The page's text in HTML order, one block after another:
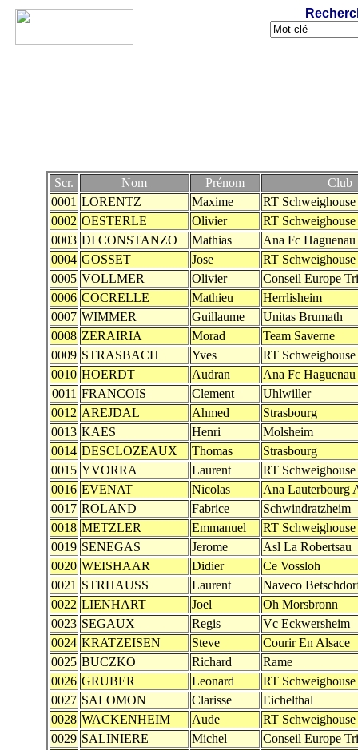
Scr. Nom Prénom
Club
0001 LORENTZ Maxime
RT Schweighouse
0002 OESTERLE Olivier
RT Schweighouse
0003 DI CONSTANZO Mathias
Ana Fc Haguenau
0004 GOSSET Jose
RT Schweighouse
0005 VOLLMER Olivier
Conseil Europe Tri
0006 COCRELLE Mathieu
Herrlisheim
0007 WIMMER Guillaume
Unitas Brumath
0008 ZERAIRIA Morad
Team Saverne
0009 STRASBACH Yves
RT Schweighouse
0010 HOERDT Audran
Ana Fc Haguenau
0011 FRANCOIS Clement
Uhlwiller
0012 AREJDAL Ahmed
Strasbourg
0013 KAES Henri
Molsheim
0014 DESCLOZEAUX Thomas
Strasbourg
0015 YVORRA Laurent
RT Schweighouse
0016 EVENAT Nicolas
Ana Lauterbourg
0017 ROLAND Fabrice
Schwindratzheim
0018 METZLER Emmanuel
RT Schweighouse
0019 SENEGAS Jerome
Asl La Robertsau
0020 WEISHAAR Didier
Ce Vossloh
0021 STRHAUSS Laurent
Naveco
0022 LIENHART Joel
Oh Morsbronn
0023 SEGAUX Regis
Vc Eckwersheim
0024 KRATZEISEN Steve
Courir En Alsace
0025 BUCZKO Richard
Rame
0026 GRUBER Leonard
RT Schweighouse
0027 SALOMON Clarisse
Eichelthal
0028 WACKENHEIM Aude
RT Schweighouse
0029 SALINIERE Michel
Conseil Europe Tri